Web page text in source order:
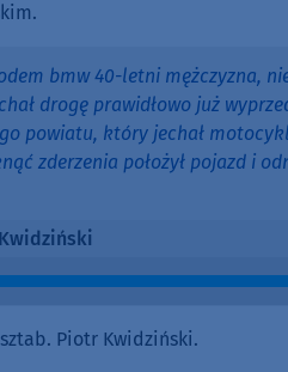
bmw 40-letni mężczyzna,
drogę prawidłowo już
powiatu, który jechał
zderzenia położył pojazd i
Piotr Kwidziński.